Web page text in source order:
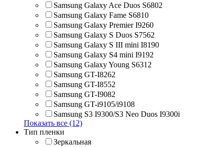
Samsung Galaxy Ace Duos S6802
Samsung Galaxy Fame S6810
Samsung Galaxy Premier I9260
Samsung Galaxy S Duos S7562
Samsung Galaxy S III mini I8190
Samsung Galaxy S4 mini I9192
Samsung Galaxy Young S6312
Samsung GT-I8262
Samsung GT-I8552
Samsung GT-I9082
Samsung GT-i9105/i9108
Samsung S3 I9300/S3 Neo Duos I9300i
Показать все (12)
Тип пленки
Зеркальная